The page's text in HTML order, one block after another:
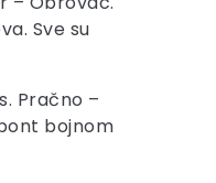
Sve su
Pračno –
bojnom